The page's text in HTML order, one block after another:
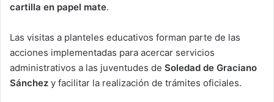
cartilla en papel mate.
Las visitas a planteles educativos forman parte de las
acciones implementadas para acercar servicios
administrativos a las juventudes de Soledad de Graciano
Sánchez y facilitar la realización de trámites oficiales.